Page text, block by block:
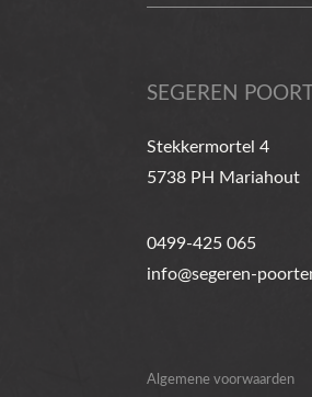
SEGEREN
Stekkermortel 4
5738 PH Mariahout
0499-425 065
info@segeren-
Algemene voorwaarden